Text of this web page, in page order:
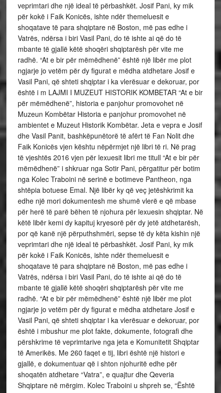
veprimtari dhe një ideal të përbashkët. Josif Pani, ky mik
për kokë i Faik Konicës, ishte ndër themeluesit e
shoqatave të para shqiptare në Boston, më pas edhe i
Vatrës, ndërsa i biri Vasil Pani, do të ishte ai që do të
mbante të gjallë këtë shoqëri shqiptarësh për vite me
radhë. “At e bir për mëmëdhenë” është një libër me plot
ngjarje jo vetëm për dy figurat e mëdha atdhetare Josif e
Vasil Pani, që shteti shqiptar i ka vlerësuar e dekoruar, por
është i m LAJMI I MUZEUT HISTORIK KOMBETAR “At e bir
për mëmëdhenë”, historia e panjohur promovohet në
Muzeun Kombëtar Historia e panjohur promovohet në
ambientet e Muzeut Historik Kombëtar. Jeta e vepra e Josif
dhe Vasil Panit, bashkëpunëtorë të afërt të Fan Nolit dhe
Faik Konicës vjen kështu nëpërmjet një libri të ri. Në prag
të vjeshtës 2016 vjen për lexuesit libri me titull “At e bir për
mëmëdhenë” i shkruar nga Sotir Pani, përgatitur për botim
nga Kolec Traboini në serinë e botimeve Pantheon, nga
shtëpia botuese Emal. Një libër ky që veç jetëshkrimit ka
edhe një mori dokumentesh me shumë vlerë e që mbase
për herë të parë bëhen të njohura për lexuesin shqiptar. Në
këtë libër kemi dy kapituj kryesorë për dy jetë atdhetarësh,
por që kanë një përputhshmëri, sepse të dy këta kishin një
veprimtari dhe një ideal të përbashkët. Josif Pani, ky mik
për kokë i Faik Konicës, ishte ndër themeluesit e
shoqatave të para shqiptare në Boston, më pas edhe i
Vatrës, ndërsa i biri Vasil Pani, do të ishte ai që do të
mbante të gjallë këtë shoqëri shqiptarësh për vite me
radhë. “At e bir për mëmëdhenë” është një libër me plot
ngjarje jo vetëm për dy figurat e mëdha atdhetare Josif e
Vasil Pani, që shteti shqiptar i ka vlerësuar e dekoruar, por
është i mbushur me plot fakte, dokumente, fotografi dhe
përshkrime të veprimtarive nga jeta e Komunitetit Shqiptar
të Amerikës. Me 260 faqet e tij, libri është një histori e
gjallë, e dokumentuar që i shton njohuritë edhe për
shoqatën atdhetare “Vatra”, e quajtur dhe Qeveria
Shqiptare në mërgim. Kolec Traboini u shpreh se, “Është